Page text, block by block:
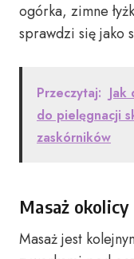
ogórka, zimne
sprawdzi się jako
Przeczytaj:
do pielęgnacji
zaskórników
Masaż okolicy
Masaż jest